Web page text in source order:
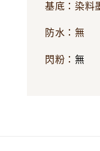
基底：染料
防水：無
閃粉： 無